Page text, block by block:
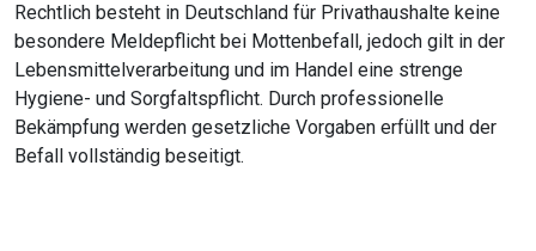
Rechtlich besteht in Deutschland für Privathaushalte keine
besondere Meldepflicht bei Mottenbefall, jedoch gilt in der
Lebensmittelverarbeitung und im Handel eine strenge
Hygiene- und Sorgfaltspflicht. Durch professionelle
Bekämpfung werden gesetzliche Vorgaben erfüllt und der
Befall vollständig beseitigt.